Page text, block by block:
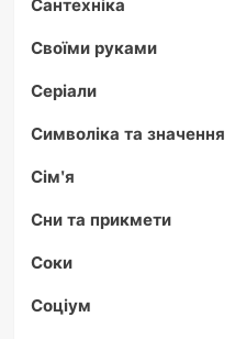
Сантехніка
Своїми руками
Серіали
Символіка та значення
Сім'я
Сни та прикмети
Соки
Соціум